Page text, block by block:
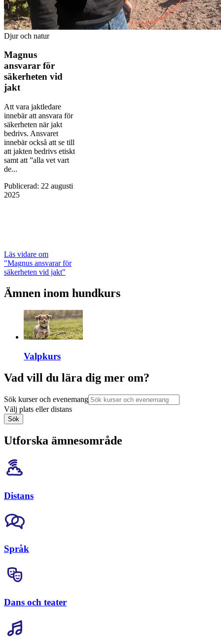
Djur och natur
Magnus
ansvarar för
säkerheten vid
jakt
Att vara jaktledare
innebär att ansvara för
säkerheten när jakt
bedrivs. Ansvaret
innebär också att se till
att jakten bedrivs etiskt
samt att ”alla vet vart
de...
Publicerad: 22 augusti
2025
Läs vidare om
"Magnus ansvarar för
säkerheten vid jakt"
Ämnen inom hundkurs
Valpkurs
Vad vill du lära dig mer om?
Sök kurser och evenemang
Välj plats eller distans
Sök
Utforska ämnesområde
Distans
Språk
Dans och teater